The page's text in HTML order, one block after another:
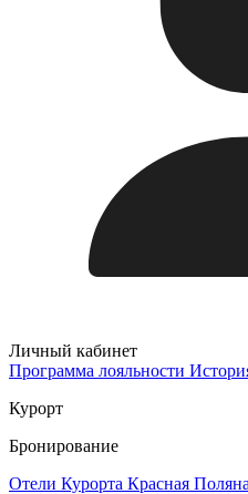
Личный кабинет
Программа лояльности
Курорт
Бронирование
Отели Курорта Красная Поляна